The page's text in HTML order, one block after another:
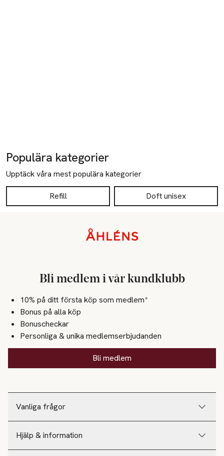
Populära kategorier
Upptäck våra mest populära kategorier
Refill Doft unisex
Vanliga frågor
Hjälp & information
Bli medlem i vår kundklubb
10% på ditt första köp som medlem*
Bonus på alla köp
Bonuscheckar
Personliga & unika medlemserbjudanden
Bli medlem